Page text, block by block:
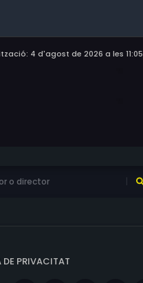
4 d'agost de 2026 a les 11:05
PRIVACITAT